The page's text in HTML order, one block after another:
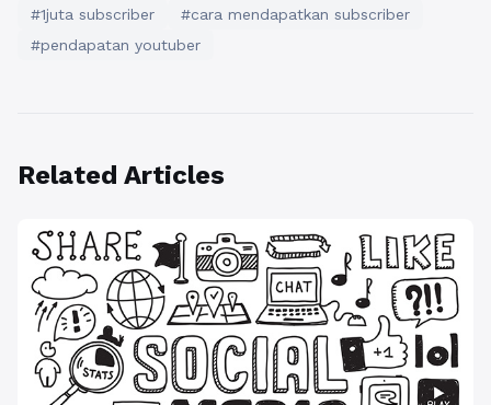
#1juta subscriber
#cara mendapatkan subscriber
#pendapatan youtuber
Related Articles